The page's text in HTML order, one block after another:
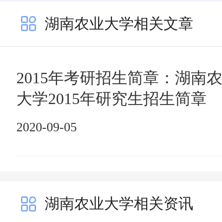
湖南农业大学相关文章
2015年考研招生简章：湖南
大学2015年研究生招生简章
2020-09-05
湖南农业大学相关资讯